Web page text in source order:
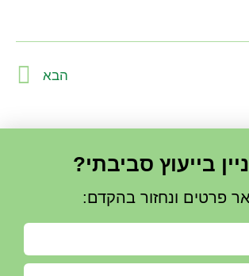
הבא
בייעוץ סביבתי?
פרטים ונחזור בהקדם: